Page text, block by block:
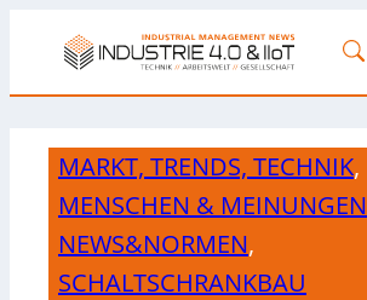
MARKT, TRENDS, TECHNIK,
MENSCHEN & MEINUNGEN
NEWS&NORMEN,
SCHALTSCHRANKBAU